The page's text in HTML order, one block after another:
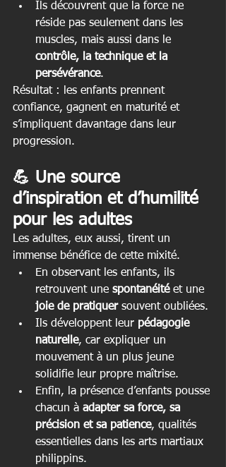
Ils découvrent que la force ne
réside pas seulement dans les
muscles, mais aussi dans le
contrôle, la technique et la
persévérance.
Résultat : les enfants prennent
confiance, gagnent en maturité et
s’impliquent davantage dans leur
progression.
💪 Une source
d’inspiration et d’humilité
pour les adultes
Les adultes, eux aussi, tirent un
immense bénéfice de cette mixité.
En observant les enfants, ils
retrouvent une spontanéité et une
joie de pratiquer souvent oubliées.
Ils développent leur pédagogie
naturelle, car expliquer un
mouvement à un plus jeune
solidifie leur propre maîtrise.
Enfin, la présence d’enfants pousse
chacun à adapter sa force, sa
précision et sa patience, qualités
essentielles dans les arts martiaux
philippins.